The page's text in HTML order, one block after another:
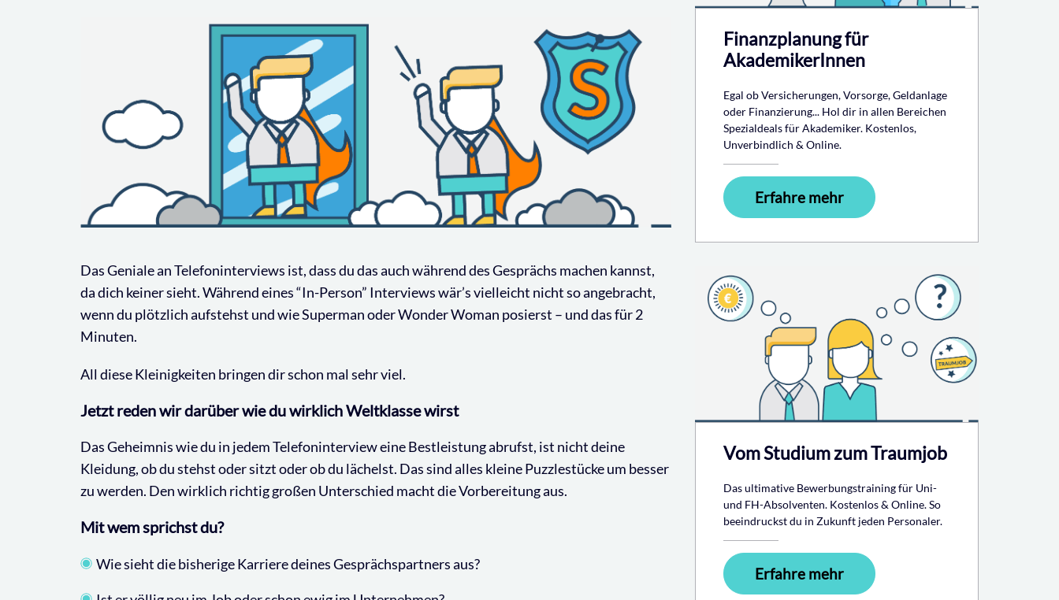
Das Geniale an Telefoninterviews ist, dass du das auch während des Gesprächs machen kannst,
da dich keiner sieht. Während eines “In-Person” Interviews wär’s vielleicht nicht so angebracht,
wenn du plötzlich aufstehst und wie Superman oder Wonder Woman posierst – und das für 2
Minuten.
All diese Kleinigkeiten bringen dir schon mal sehr viel.
Jetzt reden wir darüber wie du wirklich Weltklasse wirst
Das Geheimnis wie du in jedem Telefoninterview eine Bestleistung abrufst, ist nicht deine
Kleidung, ob du stehst oder sitzt oder ob du lächelst. Das sind alles kleine Puzzlestücke um besser
zu werden. Den wirklich richtig großen Unterschied macht die Vorbereitung aus.
Mit wem sprichst du?
Wie sieht die bisherige Karriere deines Gesprächspartners aus?
Finanzplanung für
AkademikerInnen
Egal ob Versicherungen, Vorsorge, Geldanlage
oder Finanzierung... Hol dir in allen Bereichen
Spezialdeals für Akademiker. Kostenlos,
Unverbindlich & Online.
Erfahre mehr
Vom Studium zum Traumjob
Das ultimative Bewerbungstraining für Uni-
und FH-Absolventen. Kostenlos & Online. So
beeindruckst du in Zukunft jeden Personaler.
Erfahre mehr